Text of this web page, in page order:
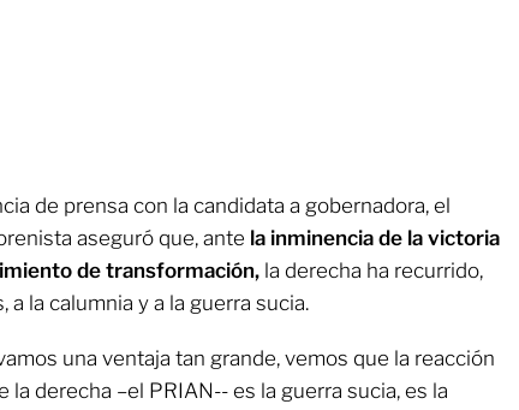
de prensa con la candidata a gobernadora, el
aseguró que, ante la inminencia de la victoria
de transformación, la derecha ha recurrido,
a la calumnia y a la guerra sucia.
una ventaja tan grande, vemos que la reacción
la derecha –el PRIAN-- es la guerra sucia, es la